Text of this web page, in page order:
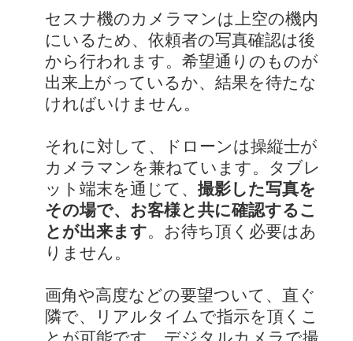
セスナ機のカメラマンは上空の機内
にいるため、依頼者の写真確認は後
から行われます。希望通りのものが
出来上がっているか、結果を待たな
ければいけません。
それに対して、ドローンは操縦士が
カメラマンを兼ねています。タブレ
ット端末を通じて、 撮影した写真を
その場で、お客様と共に確認するこ
とが出来ます。お待ち頂く必要はあ
りません。
画角や高度などの要望ついて、直ぐ
隣で、リアルタイムで指示を頂くこ